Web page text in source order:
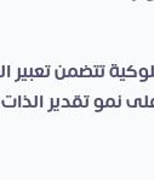
تتضمن تعبير
نمو تقدير